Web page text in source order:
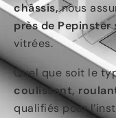
châssis,nous
près de Pepinster
vitrées.
Quel que soit le
coulissant,
qualifiés pour